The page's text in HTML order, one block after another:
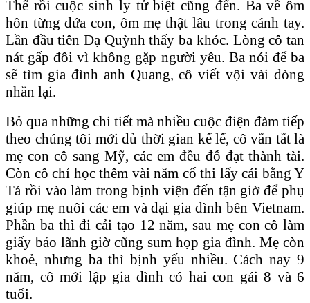
Thế rồi cuộc sinh ly tử biệt cũng đến. Ba về ôm
hôn từng đứa con, ôm mẹ thật lâu trong cánh tay.
Lần đầu tiên Dạ Quỳnh thấy ba khóc. Lòng cô tan
nát gấp đôi vì không gặp người yêu. Ba nói để ba
sẽ tìm gia đình anh Quang, cô viết vội vài dòng
nhắn lại.
Bỏ qua những chi tiết mà nhiều cuộc điện đàm tiếp
theo chúng tôi mới đủ thời gian kể lể, cô vắn tắt là
mẹ con cô sang Mỹ, các em đều đỗ đạt thành tài.
Còn cô chỉ học thêm vài năm cố thi lấy cái bằng Y
Tá rồi vào làm trong bịnh viện đến tận giờ để phụ
giúp mẹ nuôi các em và đại gia đình bên Vietnam.
Phần ba thì đi cải tạo 12 năm, sau mẹ con cô làm
giấy bảo lãnh giờ cũng sum họp gia đình. Mẹ còn
khoẻ, nhưng ba thì bịnh yếu nhiều. Cách nay 9
năm, cô mới lập gia đình có hai con gái 8 và 6
tuổi.